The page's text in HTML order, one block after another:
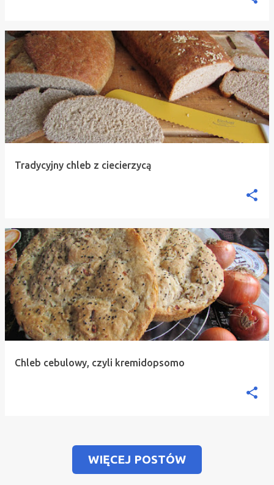
Tradycyjny chleb z ciecierzycą
Chleb cebulowy, czyli kremidopsomo
WIĘCEJ POSTÓW